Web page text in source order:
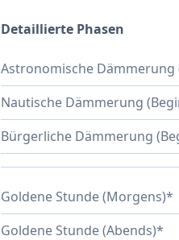
Detaillierte Phasen
Astronomische Dämmerung
Nautische Dämmerung
Bürgerliche Dämmerung
Goldene Stunde (Morgens)*
Goldene Stunde (Abends)*